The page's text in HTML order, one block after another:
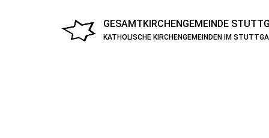
GESAMTKIRCHENGEMEINDE
KATHOLISCHE KIRCHENGEMEINDEN IM